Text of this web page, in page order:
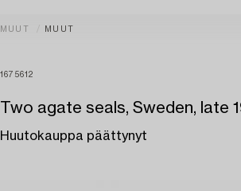
MUUT MUUT
1675612
Two agate seals, Sweden, late
Huutokauppa päättynyt